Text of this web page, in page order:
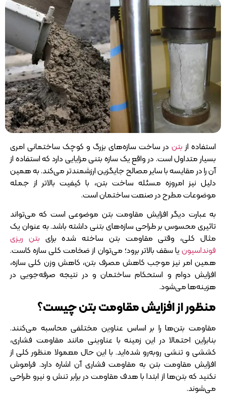
استفاده از بتن در ساخت سازه‌های بزرگ و کوچک ساختمانی امری
بسیار متداول است. در واقع یک سازه بتنی مزایایی دارد که استفاده از
آن را در مقایسه با سایر مصالح جایگزین ارزشمندتر می‌کند. به همین
دلیل نیز امروزه مسئله ساخت بتن، با کیفیت بالاتر از جمله
موضوعات مطرح در صنعت ساختمان است.
به عبارت دیگر افزایش مقاومت بتن موضوعی است که می‌تواند
تاثیری محسوس بر طراحی سازه‌های بتنی داشته باشد. به عنوان یک
مثال کلی، وقتی مقاومت بتن ساخته شده برای بتن ریزی
فونداسیونیا سقف بالاتر برود؛ می‌توان از ضخامت کلی سازه کاست.
همین امر نیز موجب کاهش مصرف بتن، کاهش وزن کلی سازه،
افزایش دوام و استحکام ساختمان و در نتیجه صرفه‌جویی در
هزینه‌ها می‌شود.
منظور از افزایش مقاومت بتن چیست؟
مقاومت بتن‌ها را بر اساس عناوین مختلفی محاسبه می‌کنند.
بنابراین احتمالا در این زمینه با عناوینی مانند مقاومت فشاری،
کششی و تنشی روبه‌رو شده‌اید. با این حال معمولا منظور کلی از
افزایش مقاومت بتن به مقاومت فشاری آن اشاره دارد. فراموش
نکنید که بتن‌ها از ابتدا با هدف مقاومت در برابر تنش و نیرو طراحی
می‌شوند.